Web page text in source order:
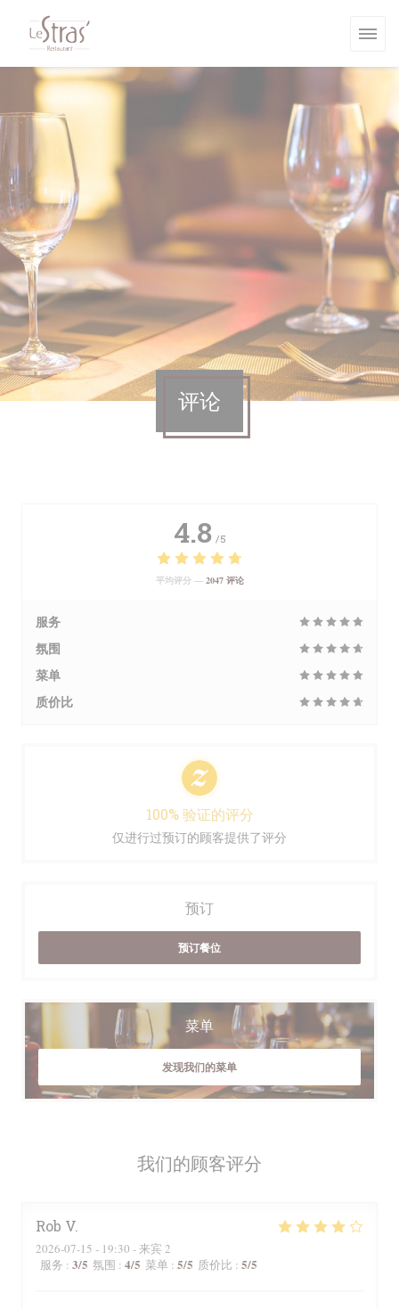
评论
我们的顾客评分
Rob V
2026-07-15 - 19:30 - 来宾 2
服务 : 3/5 氛围 : 4/5 菜单 : 5/5 质价比 : 5/5
4.8 /5
平均评分 — 2047 评论
服务
氛围
菜单
质价比
100% 验证的评分
仅进行过预订的顾客提供了评分
预订
预订餐位
菜单
发现我们的菜单